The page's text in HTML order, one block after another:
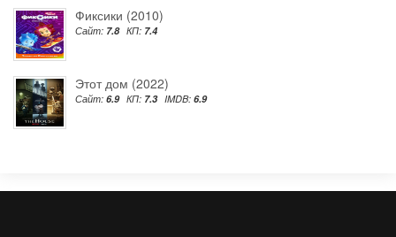
Фиксики (2010)
Сайт: 7.8 КП: 7.4
Этот дом (2022)
Сайт: 6.9 КП: 7.3 IMDB: 6.9